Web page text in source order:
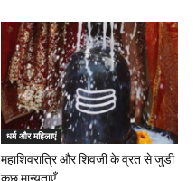
धर्म और महिलाएं
महाशिवरात्रि और शिवजी के व्रत से जुडी